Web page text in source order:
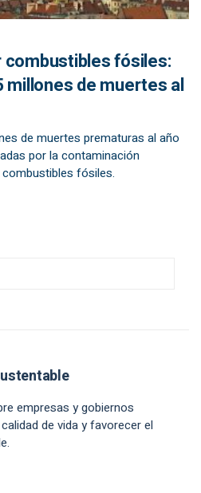
combustibles fósiles:
millones de muertes al
de muertes prematuras al año
por la contaminación
fósiles.
empresas y gobiernos
de vida y favorecer el